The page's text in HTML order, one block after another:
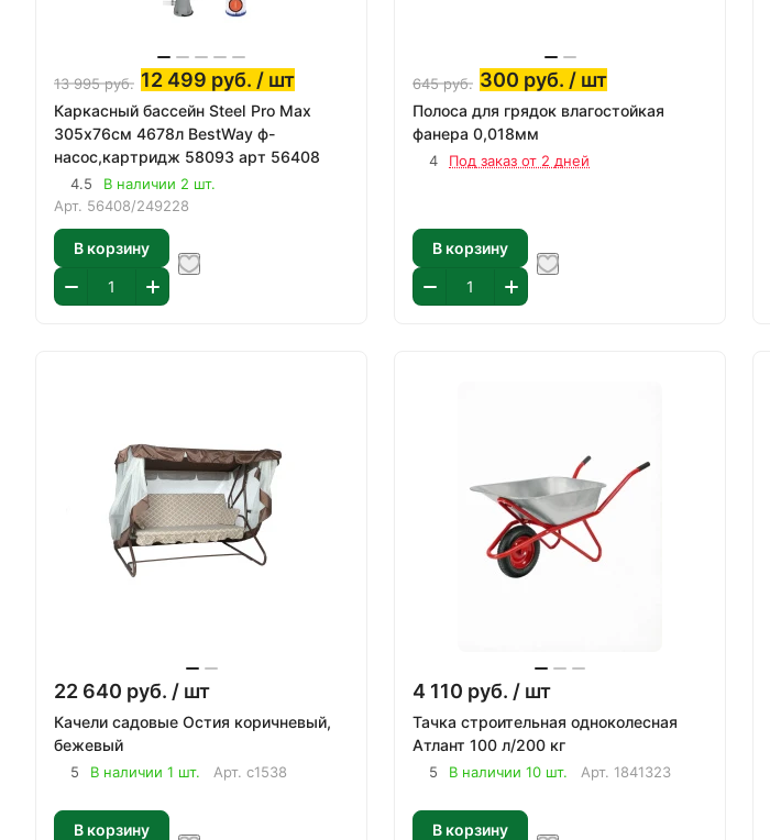
13 995руб. 12 499 руб. / шт
Каркасный бассейн Steel Pro Max
305х76см 4678л BestWay ф-
насос,картридж 58093 арт 56408
4.5
В наличии 2 шт.
Арт. 56408/249228
В корзину
645руб. 300 руб. / шт
Полоса для грядок влагостойкая
фанера 0,018мм
4 Под заказ от 2 дней
В корзину
22 640 руб. / шт
Качели садовые Остия коричневый,
бежевый
5 В наличии 1 шт. Арт. с1538
В корзину
4 110 руб. / шт
Тачка строительная одноколесная
Атлант 100 л/200 кг
5 В наличии 10 шт. Арт. 1841323
В корзину